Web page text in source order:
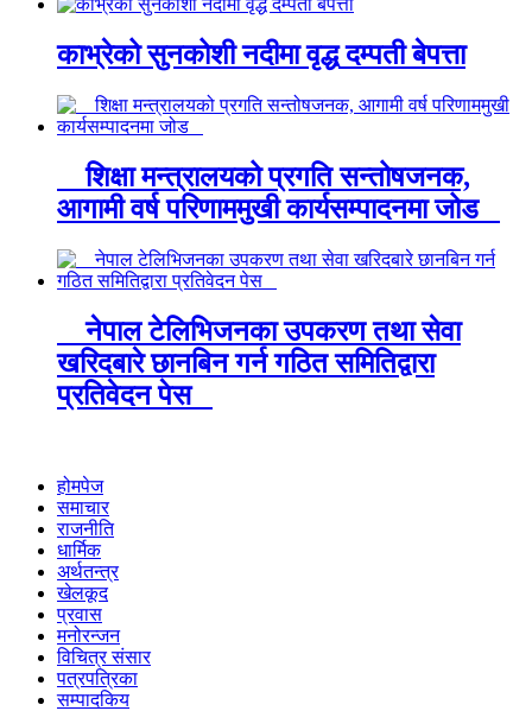
काभ्रेको सुनकोशी नदीमा वृद्ध दम्पती बेपत्ता
शिक्षा मन्त्रालयको प्रगति सन्तोषजनक,
आगामी वर्ष परिणाममुखी कार्यसम्पादनमा जोड
नेपाल टेलिभिजनका उपकरण तथा सेवा
खरिदबारे छानबिन गर्न गठित समितिद्वारा
प्रतिवेदन पेस
होमपेज
समाचार
राजनीति
धार्मिक
अर्थतन्त्र
खेलकूद
प्रवास
मनोरन्जन
विचित्र संसार
पत्रपत्रिका
सम्पादकिय